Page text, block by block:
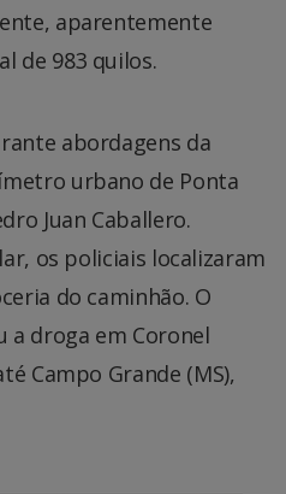
aparentemente
de 983 quilos.
abordagens da
urbano de Ponta
Juan Caballero.
os policiais localizaram
do caminhão. O
a droga em Coronel
Campo Grande (MS),